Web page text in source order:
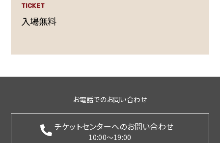
TICKET
入場無料
お電話でのお問い合わせ
チケットセンターへのお問い合わせ
10:00～19:00